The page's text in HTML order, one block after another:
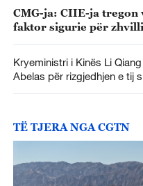
CMG-ja: CIIE-ja tregon
faktor sigurie për
Kryeministri i Kinës Li
Abelas për rizgjedhjen e tij
TË TJERA NGA CGTN